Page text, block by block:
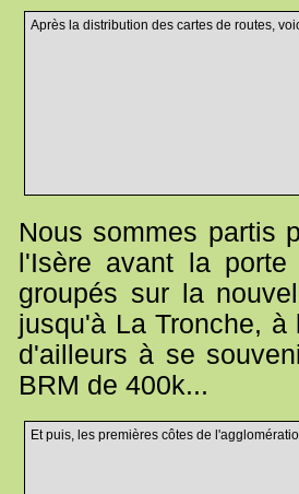
Après la distribution des cartes de routes,
Nous sommes partis
l'Isère avant la
groupés sur la
jusqu'à La Tronche,
d'ailleurs à se
BRM de 400k...
Et puis, les premières côtes de